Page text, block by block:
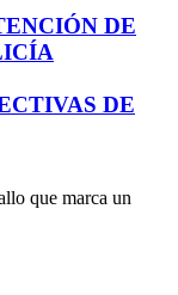
DE
DE
que marca un